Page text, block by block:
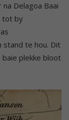
Delagoa Baai
tot by
stand te hou. Dit
baie plekke bloot